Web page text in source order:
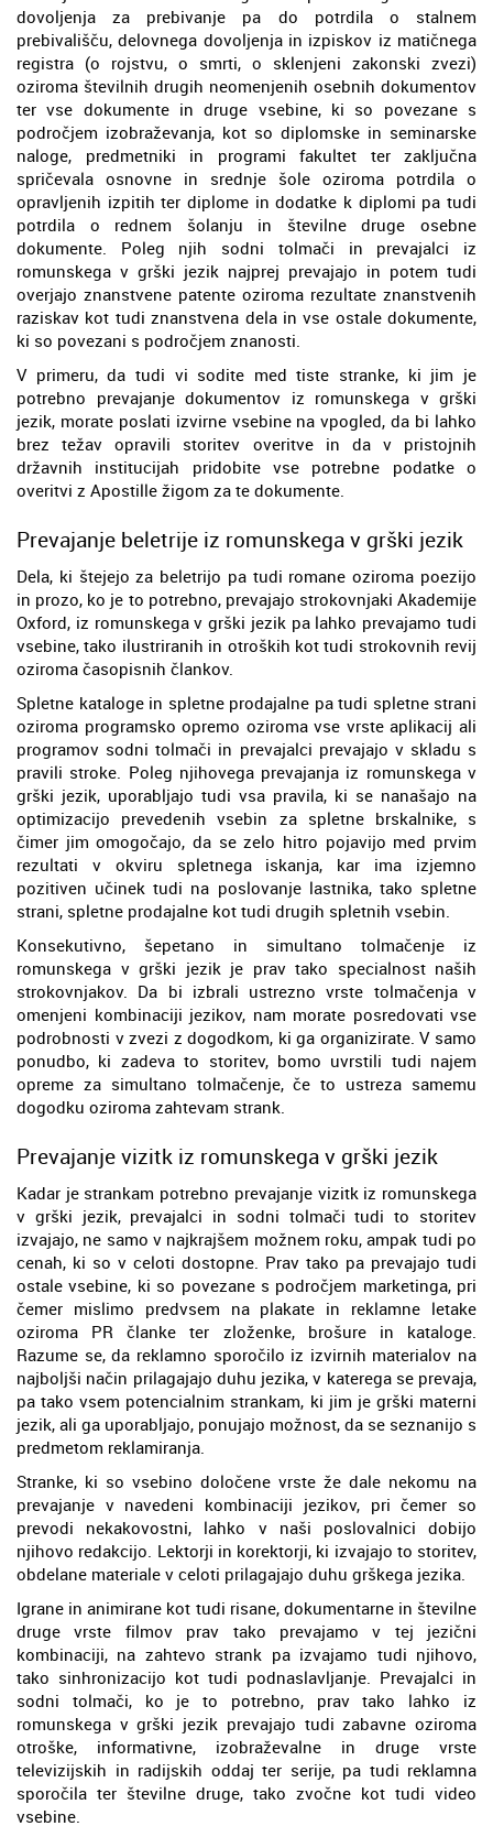
dovoljenja za prebivanje pa do potrdila o stalnem
prebivališču, delovnega dovoljenja in izpiskov iz matičnega
registra (o rojstvu, o smrti, o sklenjeni zakonski zvezi)
oziroma številnih drugih neomenjenih osebnih dokumentov
ter vse dokumente in druge vsebine, ki so povezane s
področjem izobraževanja, kot so diplomske in seminarske
naloge, predmetniki in programi fakultet ter zaključna
spričevala osnovne in srednje šole oziroma potrdila o
opravljenih izpitih ter diplome in dodatke k diplomi pa tudi
potrdila o rednem šolanju in številne druge osebne
dokumente. Poleg njih sodni tolmači in prevajalci iz
romunskega v grški jezik najprej prevajajo in potem tudi
overjajo znanstvene patente oziroma rezultate znanstvenih
raziskav kot tudi znanstvena dela in vse ostale dokumente,
ki so povezani s področjem znanosti.
V primeru, da tudi vi sodite med tiste stranke, ki jim je
potrebno prevajanje dokumentov iz romunskega v grški
jezik, morate poslati izvirne vsebine na vpogled, da bi lahko
brez težav opravili storitev overitve in da v pristojnih
državnih institucijah pridobite vse potrebne podatke o
overitvi z Apostille žigom za te dokumente.
Prevajanje beletrije iz romunskega v grški jezik
Dela, ki štejejo za beletrijo pa tudi romane oziroma poezijo
in prozo, ko je to potrebno, prevajajo strokovnjaki Akademije
Oxford, iz romunskega v grški jezik pa lahko prevajamo tudi
vsebine, tako ilustriranih in otroških kot tudi strokovnih revij
oziroma časopisnih člankov.
Spletne kataloge in spletne prodajalne pa tudi spletne strani
oziroma programsko opremo oziroma vse vrste aplikacij ali
programov sodni tolmači in prevajalci prevajajo v skladu s
pravili stroke. Poleg njihovega prevajanja iz romunskega v
grški jezik, uporabljajo tudi vsa pravila, ki se nanašajo na
optimizacijo prevedenih vsebin za spletne brskalnike, s
čimer jim omogočajo, da se zelo hitro pojavijo med prvim
rezultati v okviru spletnega iskanja, kar ima izjemno
pozitiven učinek tudi na poslovanje lastnika, tako spletne
strani, spletne prodajalne kot tudi drugih spletnih vsebin.
Konsekutivno, šepetano in simultano tolmačenje iz
romunskega v grški jezik je prav tako specialnost naših
strokovnjakov. Da bi izbrali ustrezno vrste tolmačenja v
omenjeni kombinaciji jezikov, nam morate posredovati vse
podrobnosti v zvezi z dogodkom, ki ga organizirate. V samo
ponudbo, ki zadeva to storitev, bomo uvrstili tudi najem
opreme za simultano tolmačenje, če to ustreza samemu
dogodku oziroma zahtevam strank.
Prevajanje vizitk iz romunskega v grški jezik
Kadar je strankam potrebno prevajanje vizitk iz romunskega
v grški jezik, prevajalci in sodni tolmači tudi to storitev
izvajajo, ne samo v najkrajšem možnem roku, ampak tudi po
cenah, ki so v celoti dostopne. Prav tako pa prevajajo tudi
ostale vsebine, ki so povezane s področjem marketinga, pri
čemer mislimo predvsem na plakate in reklamne letake
oziroma PR članke ter zloženke, brošure in kataloge.
Razume se, da reklamno sporočilo iz izvirnih materialov na
najboljši način prilagajajo duhu jezika, v katerega se prevaja,
pa tako vsem potencialnim strankam, ki jim je grški materni
jezik, ali ga uporabljajo, ponujajo možnost, da se seznanijo s
predmetom reklamiranja.
Stranke, ki so vsebino določene vrste že dale nekomu na
prevajanje v navedeni kombinaciji jezikov, pri čemer so
prevodi nekakovostni, lahko v naši poslovalnici dobijo
njihovo redakcijo. Lektorji in korektorji, ki izvajajo to storitev,
obdelane materiale v celoti prilagajajo duhu grškega jezika.
Igrane in animirane kot tudi risane, dokumentarne in številne
druge vrste filmov prav tako prevajamo v tej jezični
kombinaciji, na zahtevo strank pa izvajamo tudi njihovo,
tako sinhronizacijo kot tudi podnaslavljanje. Prevajalci in
sodni tolmači, ko je to potrebno, prav tako lahko iz
romunskega v grški jezik prevajajo tudi zabavne oziroma
otroške, informativne, izobraževalne in druge vrste
televizijskih in radijskih oddaj ter serije, pa tudi reklamna
sporočila ter številne druge, tako zvočne kot tudi video
vsebine.